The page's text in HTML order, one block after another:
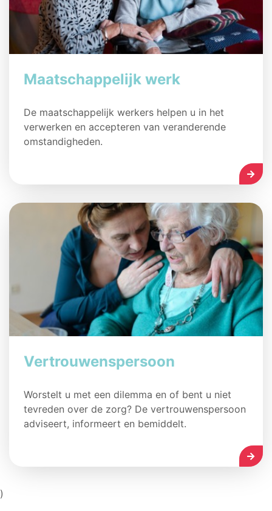
Maatschappelijk werk
De maatschappelijk werkers helpen u in het
verwerken en accepteren van veranderende
omstandigheden.
Vertrouwenspersoon
Worstelt u met een dilemma en of bent u niet
tevreden over de zorg? De vertrouwenspersoon
adviseert, informeert en bemiddelt.
)